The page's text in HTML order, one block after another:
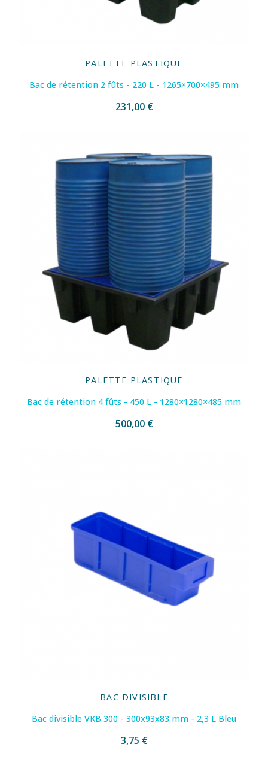
PALETTE PLASTIQUE
Bac de rétention 2 fûts - 220 L - 1265×700×495 mm
231,00 €
PALETTE PLASTIQUE
Bac de rétention 4 fûts - 450 L - 1280×1280×485 mm
500,00 €
BAC DIVISIBLE
Bac divisible VKB 300 - 300x93x83 mm - 2,3 L Bleu
3,75 €